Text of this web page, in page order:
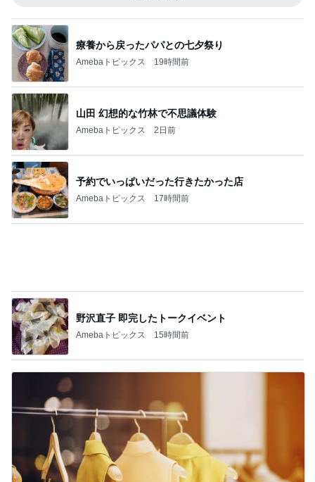
療養から戻ったパパとの七夕祭り
Amebaトピックス 19時間前
山田 幻想的な竹林で不思議体験
Amebaトピックス 2日前
予約でいっぱいだった行きたかった店
Amebaトピックス 17時間前
野沢直子 即完したトークイベント
Amebaトピックス 15時間前